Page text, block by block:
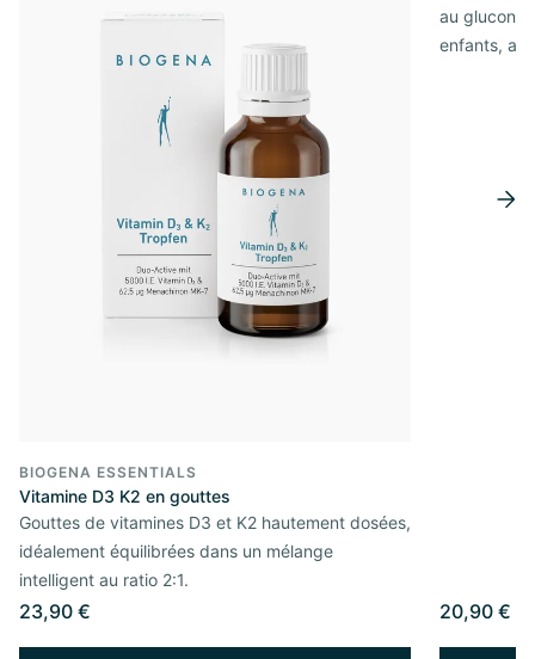
BIOGENA ESSENTIALS
Vitamine D3 K2 en gouttes
Gouttes de vitamines D3 et K2 hautement dosées,
idéalement équilibrées dans un mélange
intelligent au ratio 2:1.
23,90 €
au
enfants, au
20,90 €